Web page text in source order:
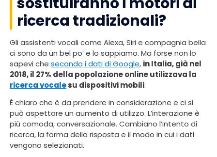
ricerca tradizionali?
Gli assistenti vocali come Alexa, Siri e compagnia bella
ci sono da un bel po’ e lo sappiamo. Ma forse non lo
sapevi che secondo i dati di Google, in Italia, già nel
2018, il 27% della popolazione online utilizzava la
ricerca vocalesu dispositivi mobili.
È chiaro che è da prendere in considerazione e ci si
può aspettare un aumento di utilizzo. L’interazione è
più comoda, conversazionale. Cambiano l’intento di
ricerca, la forma della risposta e il modo in cui i dati
vengono selezionati.